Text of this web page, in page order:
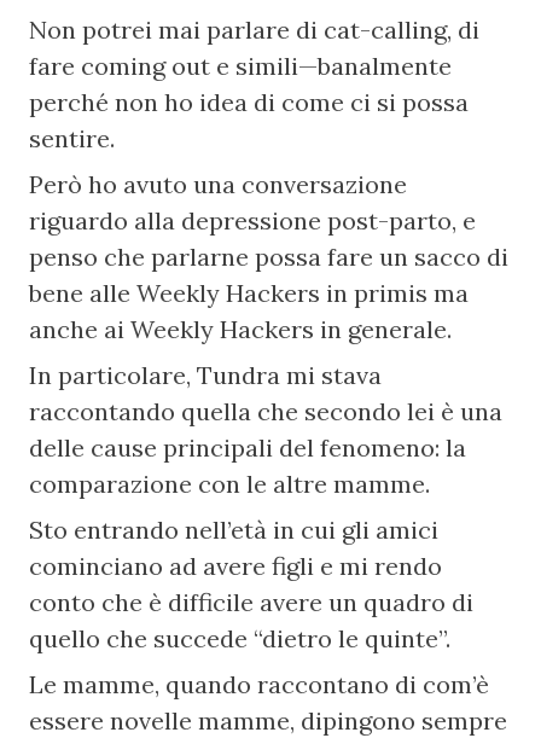
Non potrei mai parlare di cat-calling, di
fare coming out e simili—banalmente
perché non ho idea di come ci si possa
sentire.
Però ho avuto una conversazione
riguardo alla depressione post-parto, e
penso che parlarne possa fare un sacco di
bene alle Weekly Hackers in primis ma
anche ai Weekly Hackers in generale.
In particolare, Tundra mi stava
raccontando quella che secondo lei è una
delle cause principali del fenomeno: la
comparazione con le altre mamme.
Sto entrando nell’età in cui gli amici
cominciano ad avere figli e mi rendo
conto che è difficile avere un quadro di
quello che succede “dietro le quinte”.
Le mamme, quando raccontano di com’è
essere novelle mamme, dipingono sempre